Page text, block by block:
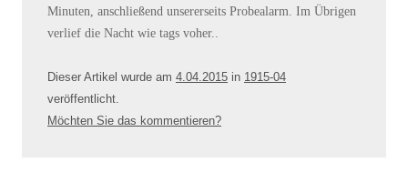
Minuten, anschließend unsererseits Probealarm. Im Übrigen
verlief die Nacht wie tags voher..
Dieser Artikel wurde am 4.04.2015 in 1915-04
veröffentlicht.
Möchten Sie das kommentieren?